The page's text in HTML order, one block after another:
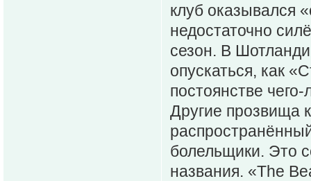
клуб оказывался
недостаточно
сезон. В
опускаться, как
постоянстве чего-
Другие прозвища
болельщики. Это
названия. «The